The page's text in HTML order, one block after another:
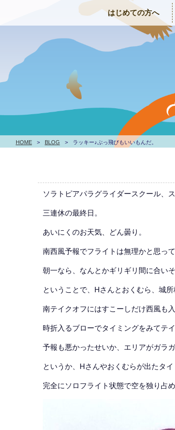
はじめての方へ
HOME > BLOG > ラッキー♪ぶっ飛びもいいもんだ。
ソラトピアパラグライダースクール、
三連休の最終日。
あいにくのお天気、どん曇り。
南西風予報でフライトは無理かと思っ
朝一なら、なんとかギリギリ間に合い
ということで、Hさんとおくむら、城所
南テイクオフにはすこーしだけ西風も
時折入るブローでタイミングをみてテイ
予報も悪かったせいか、エリアがガラガ
というか、Hさんやおくむらが出たタイ
完全にソロフライト状態で空を独り占